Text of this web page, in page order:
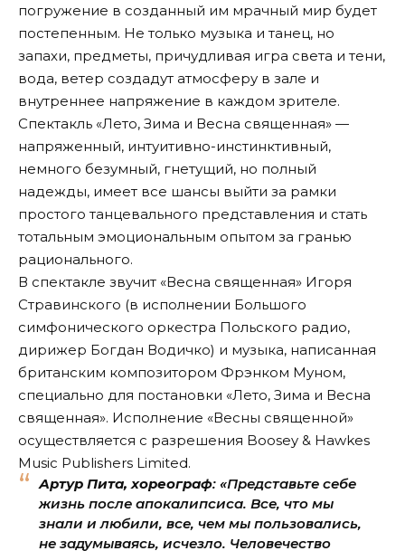
погружение в созданный им мрачный мир будет
постепенным. Не только музыка и танец, но
запахи, предметы, причудливая игра света и тени,
вода, ветер создадут атмосферу в зале и
внутреннее напряжение в каждом зрителе.
Спектакль «Лето, Зима и Весна священная» —
напряженный, интуитивно-инстинктивный,
немного безумный, гнетущий, но полный
надежды, имеет все шансы выйти за рамки
простого танцевального представления и стать
тотальным эмоциональным опытом за гранью
рационального.
В спектакле звучит «Весна священная» Игоря
Стравинского (в исполнении Большого
симфонического оркестра Польского радио,
дирижер Богдан Водичко) и музыка, написанная
британским композитором Фрэнком Муном,
специально для постановки «Лето, Зима и Весна
священная». Исполнение «Весны священной»
осуществляется с разрешения Boosey & Hawkes
Music Publishers Limited.
Артур Пита, хореограф: «Представьте себе
жизнь после апокалипсиса. Все, что мы
знали и любили, все, чем мы пользовались,
не задумываясь, исчезло. Человечество